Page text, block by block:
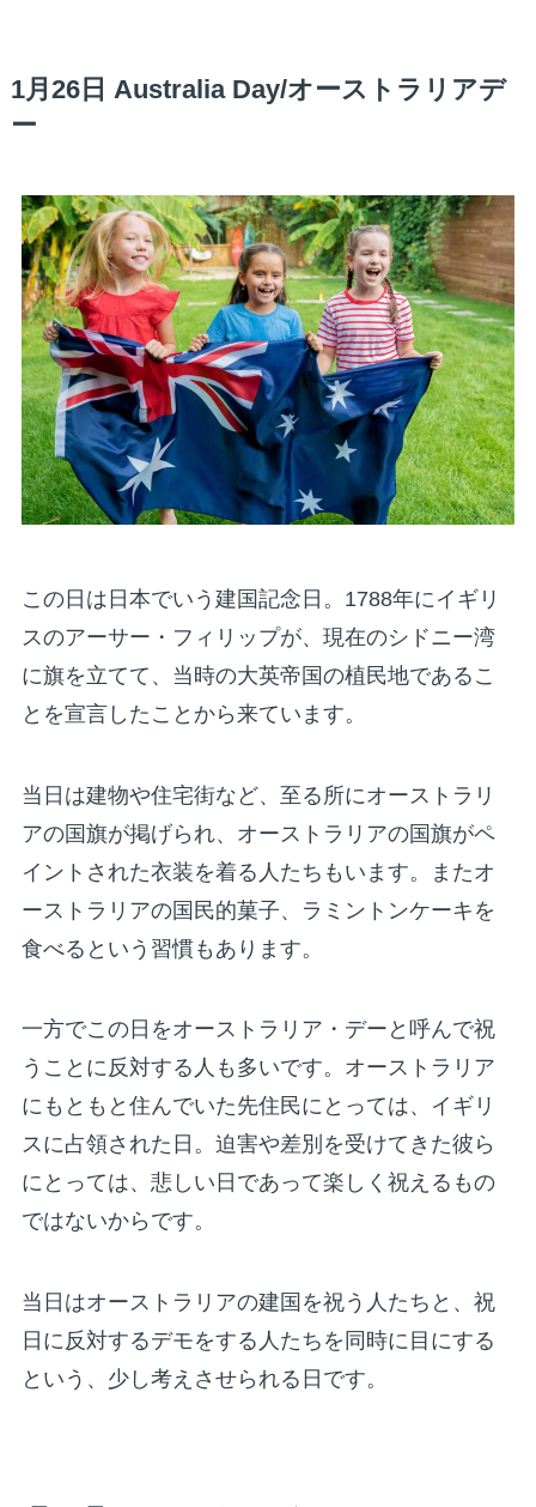
1月26日 Australia Day/オーストラリアデ
ー
この日は日本でいう建国記念日。1788年にイギリ
スのアーサー・フィリップが、現在のシドニー湾
に旗を立てて、当時の大英帝国の植民地であるこ
とを宣言したことから来ています。
当日は建物や住宅街など、至る所にオーストラリ
アの国旗が掲げられ、オーストラリアの国旗がペ
イントされた衣装を着る人たちもいます。またオ
ーストラリアの国民的菓子、ラミントンケーキを
食べるという習慣もあります。
一方でこの日をオーストラリア・デーと呼んで祝
うことに反対する人も多いです。オーストラリア
にもともと住んでいた先住民にとっては、イギリ
スに占領された日。迫害や差別を受けてきた彼ら
にとっては、悲しい日であって楽しく祝えるもの
ではないからです。
当日はオーストラリアの建国を祝う人たちと、祝
日に反対するデモをする人たちを同時に目にする
という、少し考えさせられる日です。